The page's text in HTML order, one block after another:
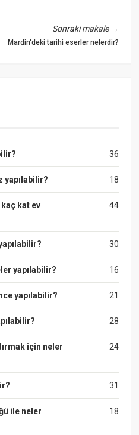
Sonraki makale→
Mardin'deki tarihi eserler nelerdir?
36
18
yapılabilir?
44
kat ev
30
16
yapılabilir?
21
yapılabilir?
28
24
için neler
31
18
ile neler